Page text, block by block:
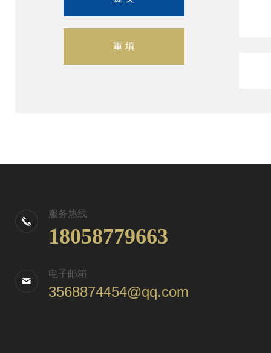
服务热线
18058779663
电子邮箱
3568874454@qq.com